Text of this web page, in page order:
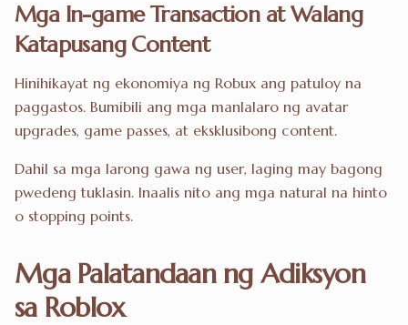
Mga In-game Transaction at Walang
Katapusang Content
Hinihikayat ng ekonomiya ng Robux ang patuloy na
paggastos. Bumibili ang mga manlalaro ng avatar
upgrades, game passes, at eksklusibong content.
Dahil sa mga larong gawa ng user, laging may bagong
pwedeng tuklasin. Inaalis nito ang mga natural na hinto
o stopping points.
Mga Palatandaan ng Adiksyon
sa Roblox